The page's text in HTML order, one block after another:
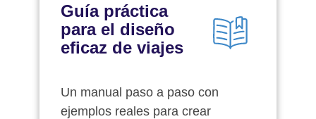
Guía práctica
para el diseño
eficaz de viajes
Un manual paso a paso con
ejemplos reales para crear